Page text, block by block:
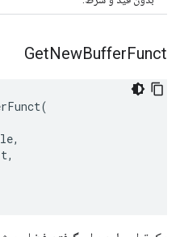
GetNewBufferFunct